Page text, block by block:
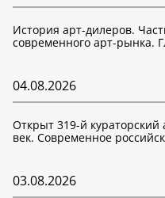
История арт-дилеров.
современного арт-рынка.
04.08.2026
Открыт 319-й кураторский
век. Современное
03.08.2026